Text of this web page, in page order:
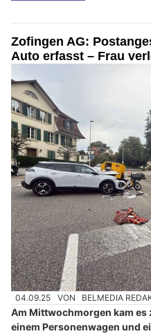
Zofingen AG:
Auto erfasst – Frau
04.09.25 VON BELMEDIA
Am Mittwochmorgen kam
einem Personenwagen und